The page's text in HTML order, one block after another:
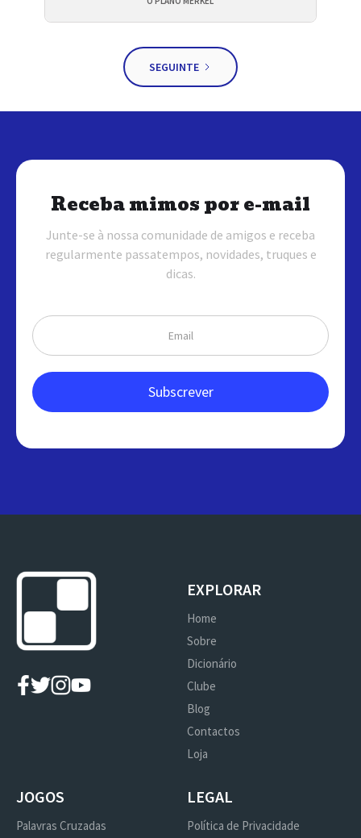
SEGUINTE
Receba mimos por e-mail
Junte-se à nossa comunidade de amigos e receba
regularmente passatempos, novidades, truques e
dicas.
EXPLORAR
Home
Sobre
Dicionário
Clube
Blog
Contactos
Loja
JOGOS
Palavras Cruzadas
LEGAL
Política de Privacidade